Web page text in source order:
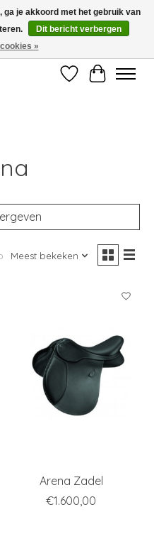
011/60.67.34 ofciba@skynet.be
Verlanglijst
Meest bekeken
Arena Zadel
€1.600,00
ga je akkoord met het gebruik van
Dit bericht verbergen
»